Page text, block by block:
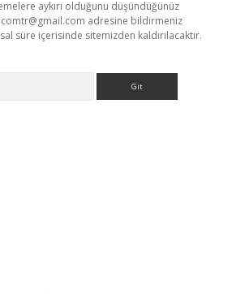
aykırı olduğunu düşündüğünüz
adresine bildirmeniz
süre içerisinde sitemizden kaldırılacaktır.